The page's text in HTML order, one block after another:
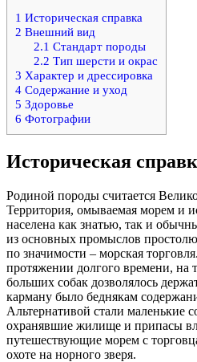
1 Историческая справка
2 Внешний вид
2.1 Стандарт породы
2.2 Тип шерсти и окрас
3 Характер и дрессировка
4 Содержание и уход
5 Здоровье
6 Фотографии
Историческая
Родиной породы считается
Территория, омываемая морем и
населена как знатью, так и
из основных промыслов
по значимости – морская
протяжении долгого времени, на
больших собак дозволялось
карману было беднякам
Альтернативой стали маленькие
охранявшие жилище и припасы
путешествующие морем с
охоте на норного зверя.